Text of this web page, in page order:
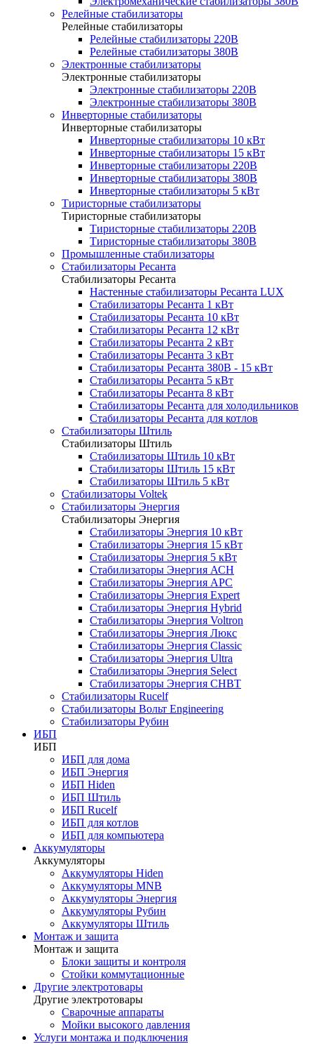
Релейные стабилизаторы
Релейные стабилизаторы
Релейные стабилизаторы 220В
Релейные стабилизаторы 380В
Электронные стабилизаторы
Электронные стабилизаторы
Электронные стабилизаторы 220В
Электронные стабилизаторы 380В
Инверторные стабилизаторы
Инверторные стабилизаторы
Инверторные стабилизаторы 10 кВт
Инверторные стабилизаторы 15 кВт
Инверторные стабилизаторы 220В
Инверторные стабилизаторы 380В
Инверторные стабилизаторы 5 кВт
Тиристорные стабилизаторы
Тиристорные стабилизаторы
Тиристорные стабилизаторы 220В
Тиристорные стабилизаторы 380В
Промышленные стабилизаторы
Стабилизаторы Ресанта
Стабилизаторы Ресанта
Настенные стабилизаторы Ресанта LUX
Стабилизаторы Ресанта 1 кВт
Стабилизаторы Ресанта 10 кВт
Стабилизаторы Ресанта 12 кВт
Стабилизаторы Ресанта 2 кВт
Стабилизаторы Ресанта 3 кВт
Стабилизаторы Ресанта 380В - 15 кВт
Стабилизаторы Ресанта 5 кВт
Стабилизаторы Ресанта 8 кВт
Стабилизаторы Ресанта для холодильников
Стабилизаторы Ресанта для котлов
Стабилизаторы Штиль
Стабилизаторы Штиль
Стабилизаторы Штиль 10 кВт
Стабилизаторы Штиль 15 кВт
Стабилизаторы Штиль 5 кВт
Стабилизаторы Voltek
Стабилизаторы Энергия
Стабилизаторы Энергия
Стабилизаторы Энергия 10 кВт
Стабилизаторы Энергия 15 кВт
Стабилизаторы Энергия 5 кВт
Стабилизаторы Энергия АСН
Стабилизаторы Энергия АРС
Стабилизаторы Энергия Expert
Стабилизаторы Энергия Hybrid
Стабилизаторы Энергия Voltron
Стабилизаторы Энергия Люкс
Стабилизаторы Энергия Classic
Стабилизаторы Энергия Ultra
Стабилизаторы Энергия Select
Стабилизаторы Энергия СНВТ
Стабилизаторы Rucelf
Стабилизаторы Вольт Engineering
Стабилизаторы Рубин
ИБП
ИБП
ИБП для дома
ИБП Энергия
ИБП Hiden
ИБП Штиль
ИБП Rucelf
ИБП для котлов
ИБП для компьютера
Аккумуляторы
Аккумуляторы
Аккумуляторы Hiden
Аккумуляторы MNB
Аккумуляторы Энергия
Аккумуляторы Рубин
Аккумуляторы Штиль
Монтаж и защита
Монтаж и защита
Блоки защиты и контроля
Стойки коммутационные
Другие электротовары
Другие электротовары
Сварочные аппараты
Мойки высокого давления
Услуги монтажа и подключения